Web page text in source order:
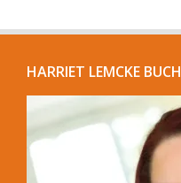
HARRIET LEMCKE